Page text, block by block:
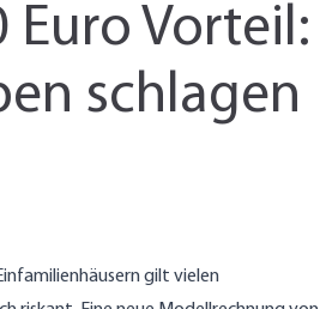
Euro Vorteil:
schlagen
gilt vielen